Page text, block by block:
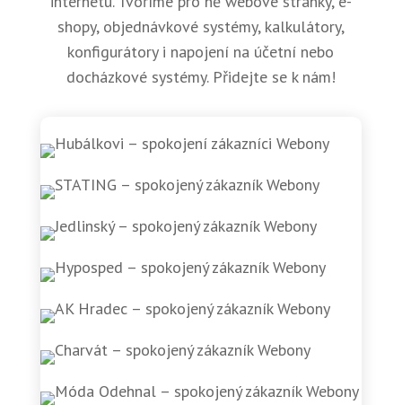
shopy, objednávkové systémy, kalkulátory,
konfigurátory i napojení na účetní nebo
docházkové systémy. Přidejte se k nám!